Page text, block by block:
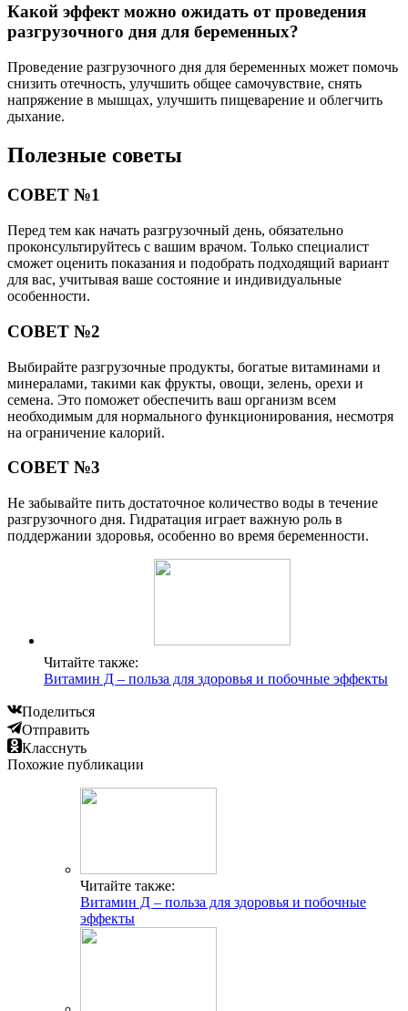
Какой эффект можно ожидать от проведения
разгрузочного дня для беременных?
Проведение разгрузочного дня для беременных может помочь
снизить отечность, улучшить общее самочувствие, снять
напряжение в мышцах, улучшить пищеварение и облегчить
дыхание.
Полезные советы
СОВЕТ №1
Перед тем как начать разгрузочный день, обязательно
проконсультируйтесь с вашим врачом. Только специалист
сможет оценить показания и подобрать подходящий вариант
для вас, учитывая ваше состояние и индивидуальные
особенности.
СОВЕТ №2
Выбирайте разгрузочные продукты, богатые витаминами и
минералами, такими как фрукты, овощи, зелень, орехи и
семена. Это поможет обеспечить ваш организм всем
необходимым для нормального функционирования, несмотря
на ограничение калорий.
СОВЕТ №3
Не забывайте пить достаточное количество воды в течение
разгрузочного дня. Гидратация играет важную роль в
поддержании здоровья, особенно во время беременности.
Читайте также:
Витамин Д – польза для здоровья и побочные эффекты
Поделиться
Отправить
Класснуть
Похожие публикации
Читайте также:
Витамин Д – польза для здоровья и побочные
эффекты